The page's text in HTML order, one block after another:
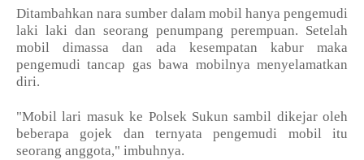
Ditambahkan nara sumber dalam mobil hanya pengemudi
laki laki dan seorang penumpang perempuan. Setelah
mobil dimassa dan ada kesempatan kabur maka
pengemudi tancap gas bawa mobilnya menyelamatkan
diri.
"Mobil lari masuk ke Polsek Sukun sambil dikejar oleh
beberapa gojek dan ternyata pengemudi mobil itu
seorang anggota," imbuhnya.